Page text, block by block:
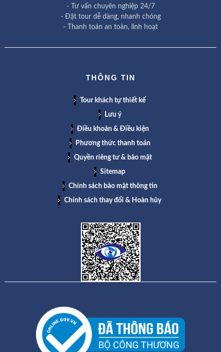
- Tư vấn chuyên nghiệp 24/7
- Đặt tour dễ dàng, nhanh chóng
- Thanh toán an toàn, linh hoạt
THÔNG TIN
Tour khách tự thiết kế
Lưu ý
Điều khoản & Điều kiện
Phương thức thanh toán
Quyền riêng tư & bảo mật
Sitemap
Chính sách bảo mật thông tin
Chính sách thay đổi & Hoàn hủy